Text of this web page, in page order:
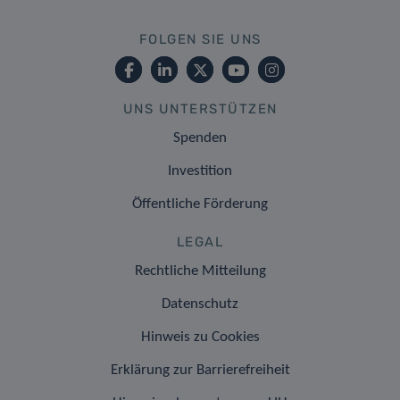
FOLGEN SIE UNS
UNS UNTERSTÜTZEN
Spenden
Investition
Öffentliche Förderung
LEGAL
Rechtliche Mitteilung
Datenschutz
Hinweis zu Cookies
Erklärung zur Barrierefreiheit